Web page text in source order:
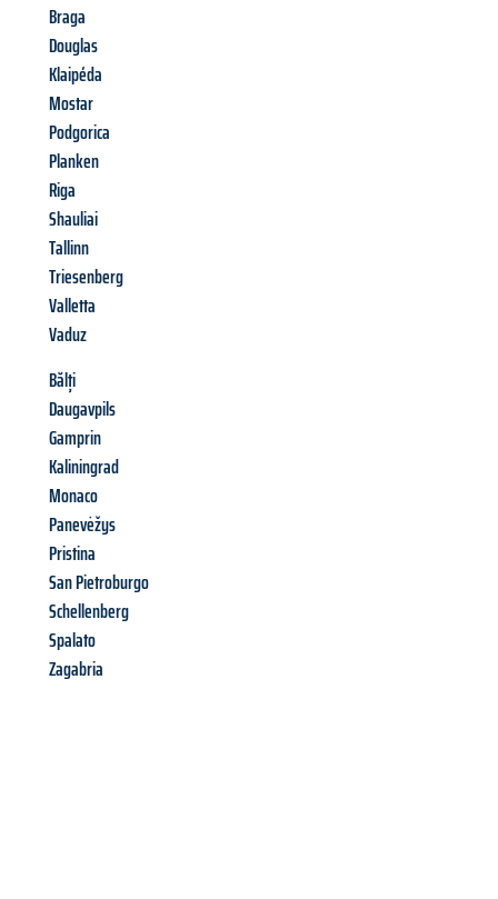
Braga
Douglas
Klaipéda
Mostar
Podgorica
Planken
Riga
Shauliai
Tallinn
Triesenberg
Valletta
Vaduz
Bălți
Daugavpils
Gamprin
Kaliningrad
Monaco
Panevėžys
Pristina
San Pietroburgo
Schellenberg
Spalato
Zagabria